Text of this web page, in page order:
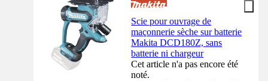
Scie pour ouvrage de
maçonnerie sèche sur batterie
Makita DCD180Z, sans
batterie ni chargeur
Cet article n'a pas encore été
noté.